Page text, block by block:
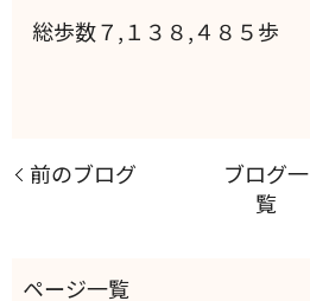
総歩数７,１３８,４８５歩
前のブログ
ブログ一
覧